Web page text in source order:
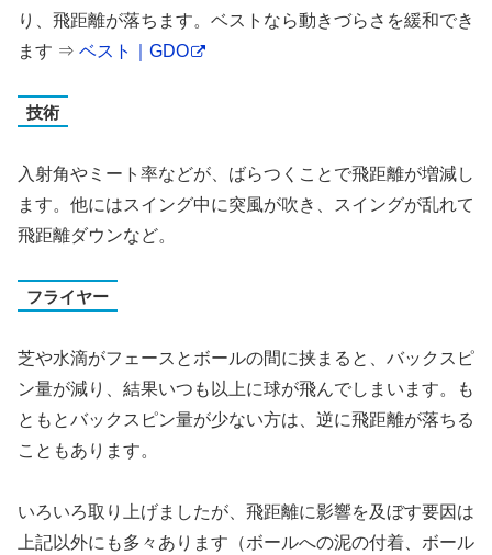
り、飛距離が落ちます。ベストなら動きづらさを緩和でき
ます ⇒ ベスト｜GDO
技術
入射角やミート率などが、ばらつくことで飛距離が増減し
ます。他にはスイング中に突風が吹き、スイングが乱れて
飛距離ダウンなど。
フライヤー
芝や水滴がフェースとボールの間に挟まると、バックスピ
ン量が減り、結果いつも以上に球が飛んでしまいます。も
ともとバックスピン量が少ない方は、逆に飛距離が落ちる
こともあります。
いろいろ取り上げましたが、飛距離に影響を及ぼす要因は
上記以外にも多々あります（ボールへの泥の付着、ボール